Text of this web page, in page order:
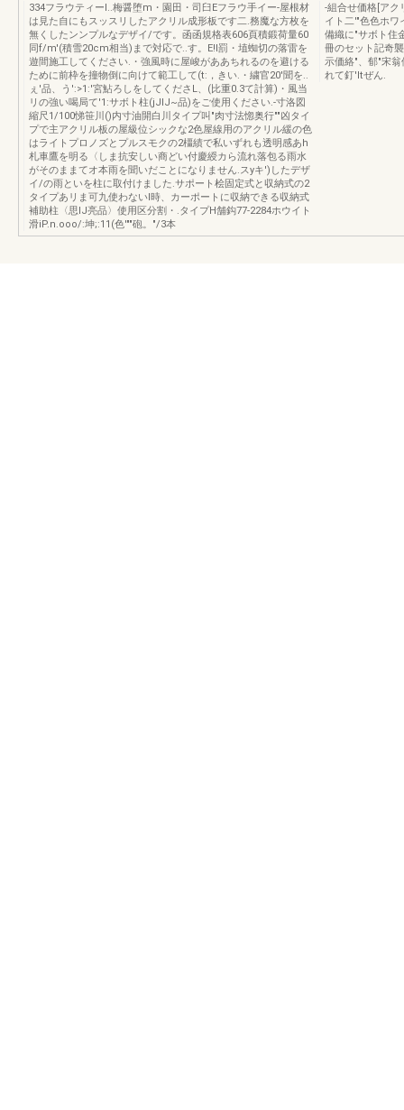
334フラウティーl..梅醤堕m・園田・司臼Eフラウ手イー-屋根材
は見た自にもスッスリしたアクリル成形板です二.務魔な方枚を
無くしたンンプルなデザイ/です。函函規格表606頁積鍛荷量60
同f/m'(積雪20cm相当)まで対応で..す。E!I罰・埴蜘切の落雷を
遊間施工してください.・強風時に屋峻がああちれるのを避ける
ために前枠を撞物倒に向けて範工して(t:，きい.・繍官20'聞を..
ぇ'品、う':>1:'宮鮎ろしをしてくださL、(比重0.3て計算)・風当
リの強い喝局て'1:サボト柱(jJIJ~品)をご使用ください.-寸洛図
縮尺1/100悌笹川()内寸油開白川タイプ叫"肉寸法惚奥行""凶タイ
プで主アクリル板の屋級位シックな2色屋線用のアクリル緩の色
はライトプロノズとプルスモクの2橿績で私いずれも透明感あh
札車鷹を明る〈しま抗安しい商どい付慶綬カら流れ落包る雨水
がそのままてオ本雨を聞いだことになりません.スyキ')したデザ
イ/の雨といを柱に取付けました.サポート桧固定式と収納式の2
タイプあリま可九使わないl時、カーポートに収納できる収納式
補助柱〈思IJ亮品〉使用区分割・.タイプH舗鈎77-2284ホウイト
滑iP.n.ooo/:坤;:11(色'""砲。"/3本
-組合せ価格[アク
イト二'"色色ホワ
備織に"サボト住
冊のセット記奇
示価絡"、郁"宋
れて釘'Itぜん.